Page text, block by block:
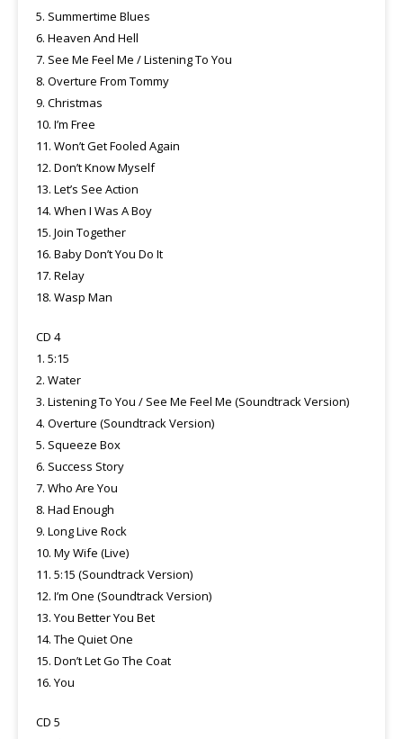
5. Summertime Blues
6. Heaven And Hell
7. See Me Feel Me / Listening To You
8. Overture From Tommy
9. Christmas
10. I’m Free
11. Won’t Get Fooled Again
12. Don’t Know Myself
13. Let’s See Action
14. When I Was A Boy
15. Join Together
16. Baby Don’t You Do It
17. Relay
18. Wasp Man
CD 4
1. 5:15
2. Water
3. Listening To You / See Me Feel Me (Soundtrack Version)
4. Overture (Soundtrack Version)
5. Squeeze Box
6. Success Story
7. Who Are You
8. Had Enough
9. Long Live Rock
10. My Wife (Live)
11. 5:15 (Soundtrack Version)
12. I’m One (Soundtrack Version)
13. You Better You Bet
14. The Quiet One
15. Don’t Let Go The Coat
16. You
CD 5